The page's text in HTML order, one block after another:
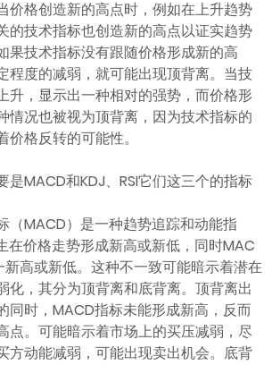
价格创造新的高点时，例如在上升趋势
的技术指标也创造新的高点以证实趋势
果技术指标没有跟随价格形成新的高
程度的减弱，就可能出现顶背离。当技
升，显示出一种相对的强势，而价格形
情况也被视为顶背离，因为技术指标的
格反转的可能性。
是MACD和KDJ、RSI它们这三个的指标
（MACD）是一种趋势追踪和动能指
在价格走势形成新高或新低，同时MAC
高或新低。这种不一致可能暗示着潜在
化，其分为顶背离和底背离。顶背离出
同时，MACD指标未能形成新高，反而
点。可能暗示着市场上的买压减弱，尽
方动能减弱，可能出现卖出机会。底背